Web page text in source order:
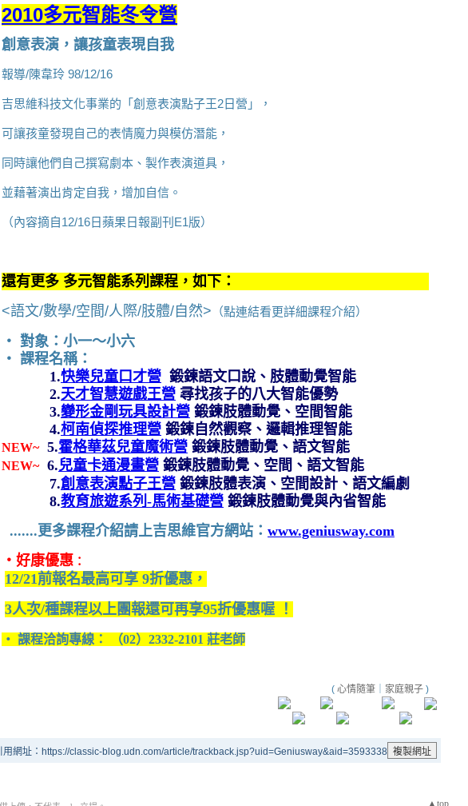
2010多元智能冬令營
創意表演，讓孩童表現自我
報導/陳韋玲 98/12/16
吉思維科技文化事業的「創意表演點子王2日營」，
可讓孩童發現自己的表情魔力與模仿潛能，
同時讓他們自己撰寫劇本、製作表演道具，
並藉著演出肯定自我，增加自信。
（內容摘自12/16日蘋果日報副刊E1版）
還有更多 多元智能系列課程，如下：
<語文/數學/空間/人際/肢體/自然> （點連結看更詳細課程介紹）
‧ 對象：小一～小六
‧ 課程名稱：
1.快樂兒童口才營 鍛鍊語文口說、肢體動覺智能
2.天才智慧遊戲王營 尋找孩子的八大智能優勢
3.變形金剛玩具設計營 鍛鍊肢體動覺、空間智能
4.柯南偵探推理營 鍛鍊自然觀察、邏輯推理智能
NEW~5.霍格華茲兒童魔術營 鍛鍊肢體動覺、語文智能
NEW~6.兒童卡通漫畫營 鍛鍊肢體動覺、空間、語文智能
7.創意表演點子王營 鍛鍊肢體表演、空間設計、語文編劇
8.教育旅遊系列-馬術基礎營 鍛鍊肢體動覺與內省智能
.......更多課程介紹請上吉思維官方網站： www.geniusway.com
‧好康優惠 ：
12/21前報名最高可享 9折優惠，
3人次/種課程以上團報還可再享95折優惠喔 ！
‧ 課程洽詢專線： （02）2332-2101 莊老師
( 心情隨筆 家庭親子 )
用網址：https://classic-blog.udn.com/article/trackback.jsp?uid=Geniusway&aid=3593338
▲top